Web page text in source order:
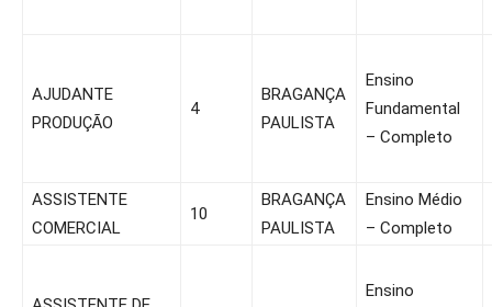
AJUDANTE
PRODUÇÃO
4
BRAGANÇA
PAULISTA
Ensino
Fundamental
– Completo
ASSISTENTE
COMERCIAL
10
BRAGANÇA
PAULISTA
Ensino Médio
– Completo
Ensino